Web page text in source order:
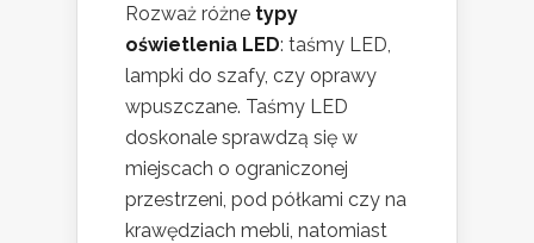
Rozważ różne typy
oświetlenia LED: taśmy LED,
lampki do szafy, czy oprawy
wpuszczane. Taśmy LED
doskonale sprawdzą się w
miejscach o ograniczonej
przestrzeni, pod półkami czy na
krawędziach mebli, natomiast